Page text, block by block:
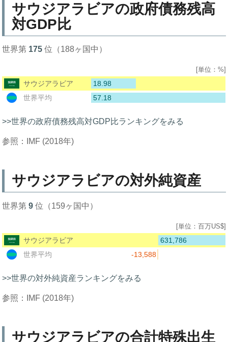
サウジアラビアの政府債務残高
対GDP比
世界第 175 位（188ヶ国中）
[単位：%]
サウジアラビア
18.98
世界平均
57.18
>>世界の政府債務残高対GDP比ランキングをみる
参照：IMF (2018年)
サウジアラビアの対外純資産
世界第9 位（159ヶ国中）
[単位：百万US$]
サウジアラビア
631,786
世界平均
-13,588
>>世界の対外純資産ランキングをみる
参照：IMF (2018年)
サウジアラビアの合計特殊出生